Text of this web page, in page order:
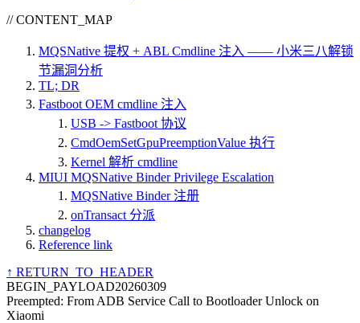
//CONTENT_MAP
MQSNative 提权 + ABL Cmdline 注入 —— 小米三八解锁
节漏洞分析
TL; DR
Fastboot OEM cmdline 注入
USB -> Fastboot 协议
CmdOemSetGpuPreemptionValue 执行
Kernel 解析 cmdline
MIUI MQSNative Binder Privilege Escalation
MQSNative Binder 注册
onTransact 分派
changelog
Reference link
↑ RETURN_TO_HEADER
BEGIN_PAYLOAD20260309
Preempted: From ADB Service Call to Bootloader Unlock on
Xiaomi